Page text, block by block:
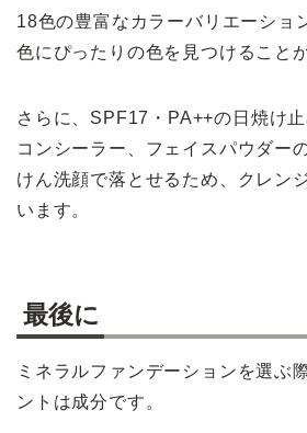
18色の豊富なカラーバリエーショ
色にぴったりの色を見つけること
さらに、SPF17・PA++の日焼け止
コンシーラー、フェイスパウダー
けん洗顔で落とせるため、クレン
います。
最後に
ミネラルファンデーションを選ぶ
ントは成分です。